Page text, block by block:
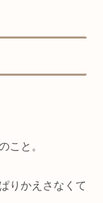
こと。
りかえさなくて